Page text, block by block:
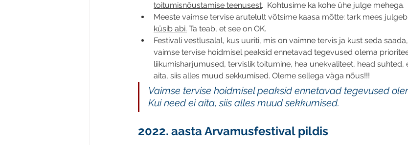
toitumisnõustamise teenusest.  Kohtusime ka kohe ühe julge mehega.
Meeste vaimse tervise arutelult võtsime kaasa mõtte: tark mees
küsib abi. Ta teab, et see on OK.
Festivali vestlusalal, kus uuriti, mis on vaimne tervis ja kust seda
vaimse tervise hoidmisel peaksid ennetavad tegevused olema
liikumisharjumused, tervislik toitumine, hea unekvaliteet, head suhted,
aita, siis alles muud sekkumised. Oleme sellega väga nõus!!!
Vaimse tervise hoidmisel peaksid ennetavad tegevused
Kui need ei aita, siis alles muud sekkumised.
2022. aasta Arvamusfestival pildis